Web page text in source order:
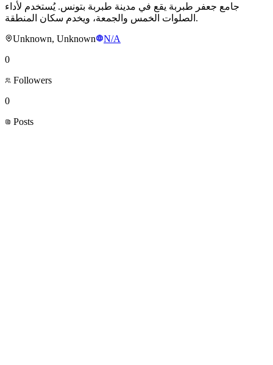
جامع جعفر طبربة يقع في مدينة طبربة بتونس. يُستخدم لأداء
الصلوات الخمس والجمعة، ويخدم سكان المنطقة.
Unknown, Unknown
N/A
0
Followers
0
Posts